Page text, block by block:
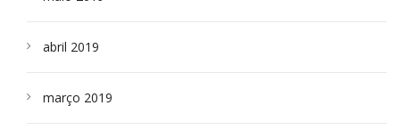
abril 2019
março 2019